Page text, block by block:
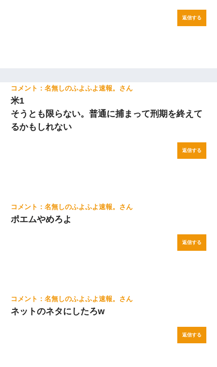
返信する
名無しのふよふよ速報。
米1
そうとも限らない。普通に捕まって刑期を終えて
るかもしれない
返信する
名無しのふよふよ速報。
ポエムやめろよ
返信する
名無しのふよふよ速報。
ネットのネタにしたろw
返信する